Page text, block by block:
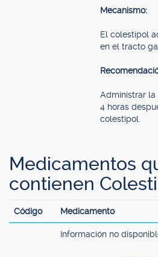
Mecanismo:
El colestipol
en el tracto
Administrar la
4 horas
colestipol.
Medicamentos
contienen
Código Medicamento
Información no